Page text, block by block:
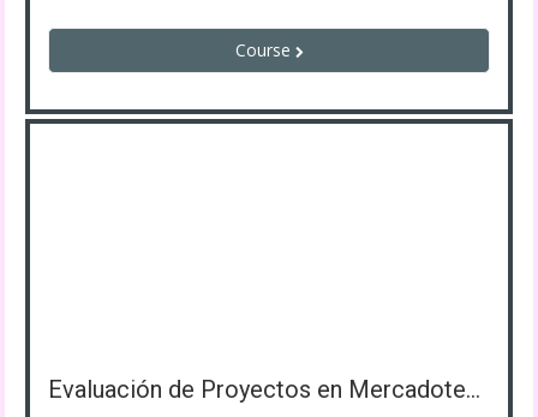
Course
Evaluación de Proyectos en Mercadotecnia